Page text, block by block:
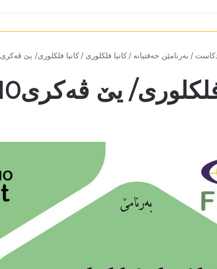
/ بەرنامێن حەفتیانە / کانیا فلکلوری / کانیا فلکلوری/ یێ ڤەکری10-8-2024
یێ ڤەکری10-8-2024